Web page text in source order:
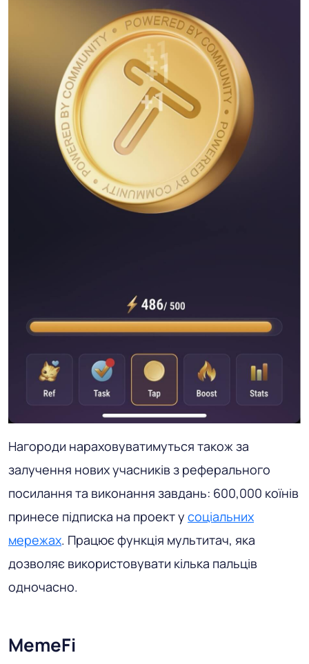
Нагороди нараховуватимуться також за
залучення нових учасників з реферального
посилання та виконання завдань: 600,000 коїнів
принесе підписка на проект у соціальних
мережах. Працює функція мультитач, яка
дозволяє використовувати кілька пальців
одночасно.
MemeFi